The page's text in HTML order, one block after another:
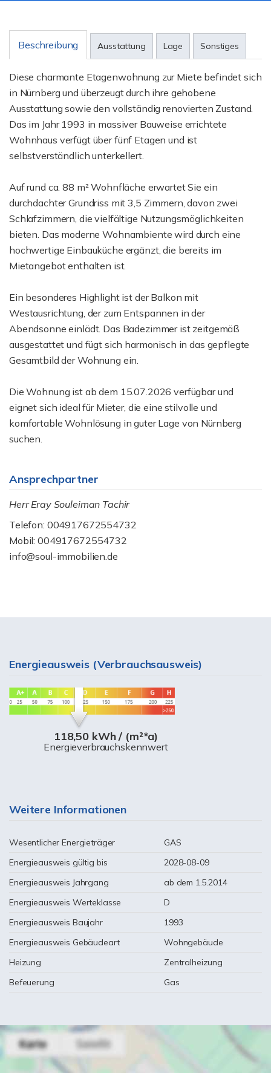
Beschreibung Ausstattung Lage Sonstiges
Diese charmante Etagenwohnung zur Miete befindet sich
in Nürnberg und überzeugt durch ihre gehobene
Ausstattung sowie den vollständig renovierten Zustand.
Das im Jahr 1993 in massiver Bauweise errichtete
Wohnhaus verfügt über fünf Etagen und ist
selbstverständlich unterkellert.
Auf rund ca. 88 m² Wohnfläche erwartet Sie ein
durchdachter Grundriss mit 3,5 Zimmern, davon zwei
Schlafzimmern, die vielfältige Nutzungsmöglichkeiten
bieten. Das moderne Wohnambiente wird durch eine
hochwertige Einbauküche ergänzt, die bereits im
Mietangebot enthalten ist.
Ein besonderes Highlight ist der Balkon mit
Westausrichtung, der zum Entspannen in der
Abendsonne einlädt. Das Badezimmer ist zeitgemäß
ausgestattet und fügt sich harmonisch in das gepflegte
Gesamtbild der Wohnung ein.
Die Wohnung ist ab dem 15.07.2026 verfügbar und
eignet sich ideal für Mieter, die eine stilvolle und
komfortable Wohnlösung in guter Lage von Nürnberg
suchen.
Ansprechpartner
Herr Eray Souleiman Tachir
Telefon: 004917672554732
Mobil: 004917672554732
info@soul-immobilien.de
Energieausweis (Verbrauchsausweis)
118,50 kWh / (m²*a)
Energieverbrauchskennwert
Weitere Informationen
Wesentlicher Energieträger
GAS
Energieausweis gültig bis
2028-08-09
Energieausweis Jahrgang
ab dem 1.5.2014
Energieausweis Werteklasse
D
Energieausweis Baujahr
1993
Energieausweis Gebäudeart
Wohngebäude
Heizung
Zentralheizung
Befeuerung
Gas